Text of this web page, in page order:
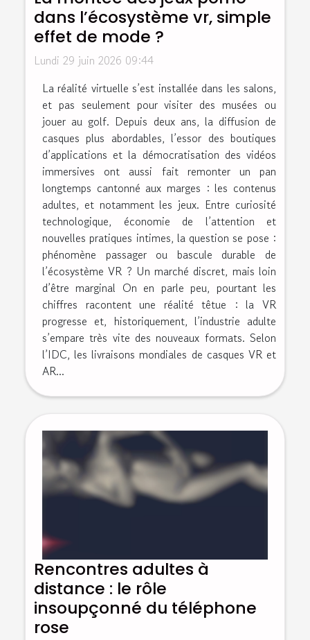
dans l’écosystème vr, simple
effet de mode ?
Lundi 29 juin 2026 09:44
La réalité virtuelle s’est installée dans les salons,
et pas seulement pour visiter des musées ou
jouer au golf. Depuis deux ans, la diffusion de
casques plus abordables, l’essor des boutiques
d’applications et la démocratisation des vidéos
immersives ont aussi fait remonter un pan
longtemps cantonné aux marges : les contenus
adultes, et notamment les jeux. Entre curiosité
technologique, économie de l’attention et
nouvelles pratiques intimes, la question se pose :
phénomène passager ou bascule durable de
l’écosystème VR ? Un marché discret, mais loin
d’être marginal On en parle peu, pourtant les
chiffres racontent une réalité têtue : la VR
progresse et, historiquement, l’industrie adulte
s’empare très vite des nouveaux formats. Selon
l’IDC, les livraisons mondiales de casques VR et
AR...
Rencontres adultes à
distance : le rôle
insoupçonné du téléphone
rose